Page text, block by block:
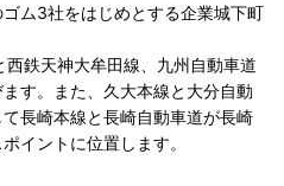
ム3社をはじめとする企業城下町
鉄天神大牟田線、九州自動車道
す。また、久大本線と大分自動
長崎本線と長崎自動車道が長崎
イントに位置します。